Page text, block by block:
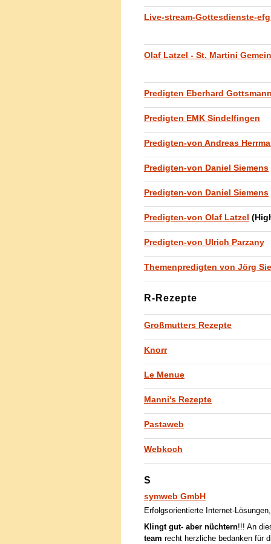
Live-stream-Gottesdienste-
Olaf Latzel - St. Martini
Predigten Eberhard
Predigten EMK Sindelfingen
Predigten-von Andreas
Predigten-von Daniel Siemens
Predigten-von Daniel Siemens
Predigten-von Olaf Latzel
Predigten-von Ulrich Parzany
Themenpredigten von Jörg
R-Rezepte
Großmutters Rezepte
Knorr
Le Menue
Manni's Rezepte
Pastaweb
Webkoch
S
symweb GmbH
Erfolgsorientierte Internet-
Klingt gut- aber nüchtern!!! An
team recht herzliche bedanken für